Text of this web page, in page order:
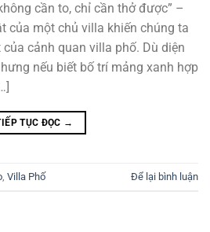
cần to, chỉ cần thở được” –
của một chủ villa khiến chúng ta
cảnh quan villa phố. Dù diện
nếu biết bố trí mảng xanh hợp
TỤC ĐỌC →
Villa Phố Để lại bình luận